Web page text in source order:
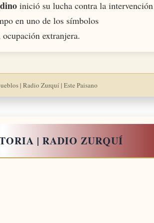
inició su lucha contra la intervención
en uno de los símbolos
extranjera.
| Radio Zurquí | Este Paisano
| RADIO ZURQUÍ